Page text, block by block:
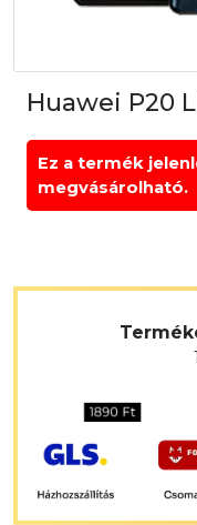
Huawei P20
Ez a termék
megvásárolható.